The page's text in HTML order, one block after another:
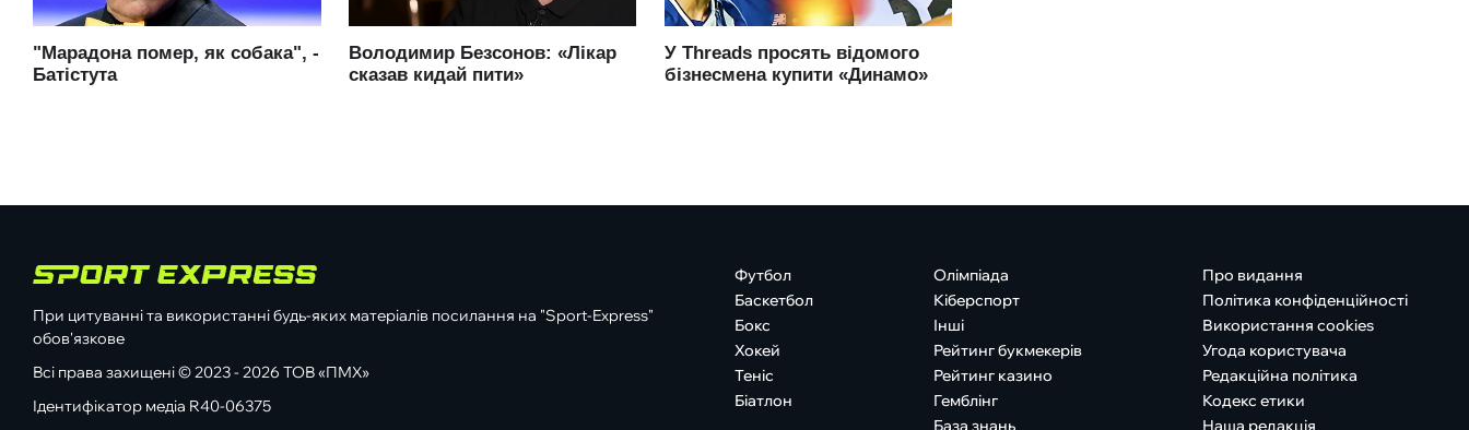
При цитуванні та використанні будь-яких матеріалів посилання на "Sport-Express"
обов'язкове
Всі права захищені © 2023 - 2026 ТОВ «ПМХ»
Ідентифікатор медіа R40-06375
Футбол
Баскетбол
Бокс
Хокей
Теніс
Біатлон
Олімпіада
Кіберспорт
Інші
Рейтинг букмекерів
Рейтинг казино
Гемблінг
База знань
Про видання
Політика конфіденційності
Використання cookies
Угода користувача
Редакційна політика
Кодекс етики
Наша редакція